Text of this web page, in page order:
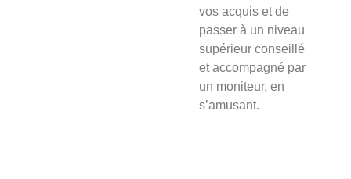
vos acquis et de
passer à un niveau
supérieur conseillé
et accompagné par
un moniteur, en
s’amusant.